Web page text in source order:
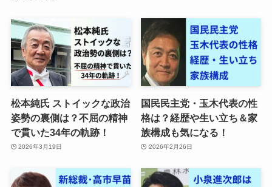
松本純氏 ストイックな政治
姿勢の裏側は？不屈の精神
で貫いた34年の軌跡！
2026年3月19日
国民民主党・玉木代表の性
格は？経歴や生い立ち＆家
族構成も気になる！
2026年2月26日